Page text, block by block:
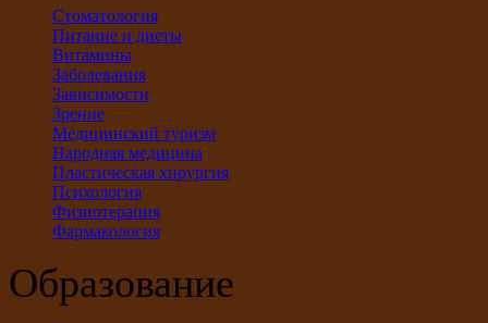
Стоматология
Питание и диеты
Витамины
Заболевания
Зависимости
Зрение
Медицинский туризм
Народная медицина
Пластическая хирургия
Психология
Физиотерапия
Фармакология
Образование